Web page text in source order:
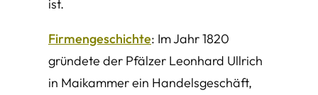
ist.
Firmengeschichte: Im Jahr 1820
gründete der Pfälzer Leonhard Ullrich
in Maikammer ein Handelsgeschäft,